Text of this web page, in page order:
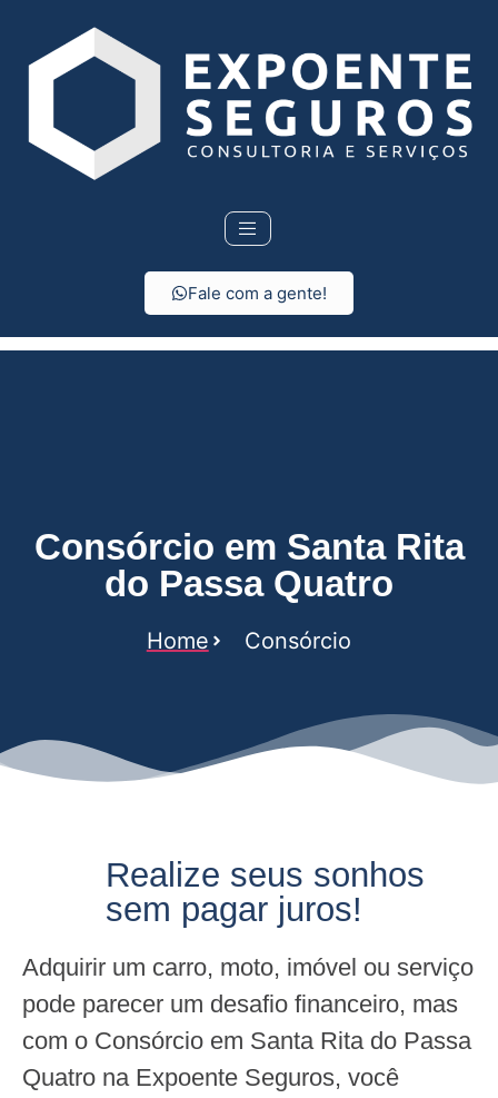
Fale com a gente!
Consórcio em Santa Rita
do Passa Quatro
Home Consórcio
Realize seus sonhos
sem pagar juros!
Adquirir um carro, moto, imóvel ou serviço
pode parecer um desafio financeiro, mas
com o Consórcio em Santa Rita do Passa
Quatro na Expoente Seguros, você